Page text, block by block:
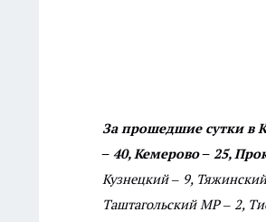
За прошедшие сутки в
– 40, Кемерово – 25,
Кузнецкий – 9,
Таштагольский МР – 2,